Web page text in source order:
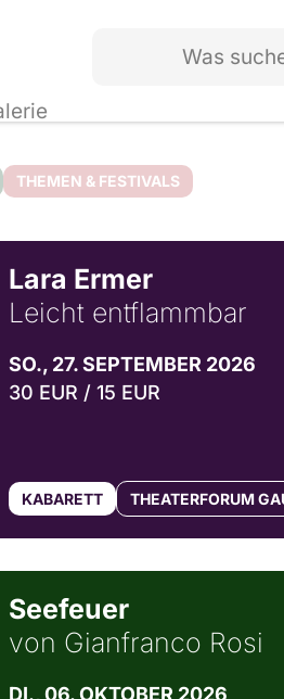
THEMEN & FESTIVALS
Lara Ermer
Leicht entflammbar
SO., 27. SEPTEMBER 2026
30 EUR / 15 EUR
KABARETT THEATERFORUM
Seefeuer
von Gianfranco Rosi
DI., 06. OKTOBER 2026